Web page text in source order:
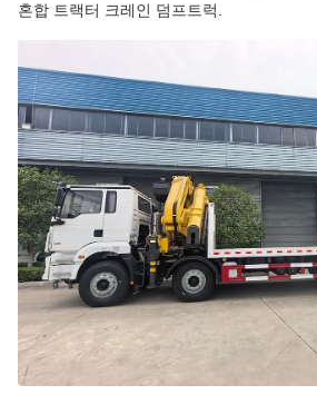
혼합 트랙터 크레인 덤프트럭.